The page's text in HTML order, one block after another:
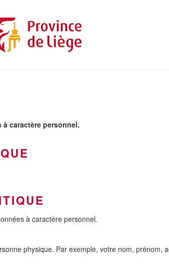
caractère personnel.
à caractère personnel.
physique. Par exemple, votre nom, prénom,